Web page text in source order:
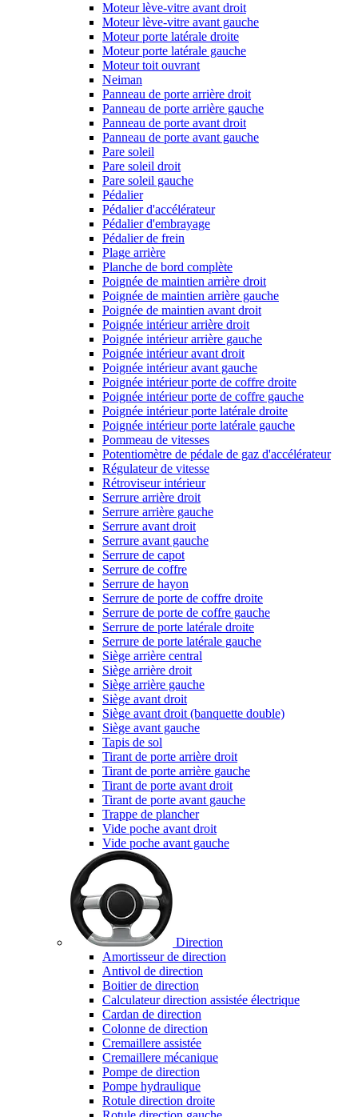
Moteur lève-vitre avant droit
Moteur lève-vitre avant gauche
Moteur porte latérale droite
Moteur porte latérale gauche
Moteur toit ouvrant
Neiman
Panneau de porte arrière droit
Panneau de porte arrière gauche
Panneau de porte avant droit
Panneau de porte avant gauche
Pare soleil
Pare soleil droit
Pare soleil gauche
Pédalier
Pédalier d'accélérateur
Pédalier d'embrayage
Pédalier de frein
Plage arrière
Planche de bord complète
Poignée de maintien arrière droit
Poignée de maintien arrière gauche
Poignée de maintien avant droit
Poignée intérieur arrière droit
Poignée intérieur arrière gauche
Poignée intérieur avant droit
Poignée intérieur avant gauche
Poignée intérieur porte de coffre droite
Poignée intérieur porte de coffre gauche
Poignée intérieur porte latérale droite
Poignée intérieur porte latérale gauche
Pommeau de vitesses
Potentiomètre de pédale de gaz d'accélérateur
Régulateur de vitesse
Rétroviseur intérieur
Serrure arrière droit
Serrure arrière gauche
Serrure avant droit
Serrure avant gauche
Serrure de capot
Serrure de coffre
Serrure de hayon
Serrure de porte de coffre droite
Serrure de porte de coffre gauche
Serrure de porte latérale droite
Serrure de porte latérale gauche
Siège arrière central
Siège arrière droit
Siège arrière gauche
Siège avant droit
Siège avant droit (banquette double)
Siège avant gauche
Tapis de sol
Tirant de porte arrière droit
Tirant de porte arrière gauche
Tirant de porte avant droit
Tirant de porte avant gauche
Trappe de plancher
Vide poche avant droit
Vide poche avant gauche
Direction
Amortisseur de direction
Antivol de direction
Boitier de direction
Calculateur direction assistée électrique
Cardan de direction
Colonne de direction
Cremaillere assistée
Cremaillere mécanique
Pompe de direction
Pompe hydraulique
Rotule direction droite